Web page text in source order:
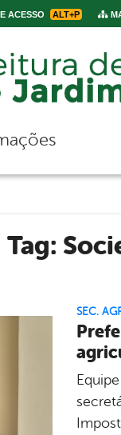
ACESSO ALT+P
Tag:
SEC.